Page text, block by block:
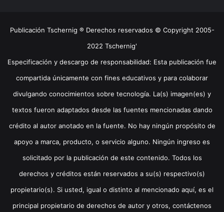
Publicación Tschernig ® Derechos reservados © Copyright 2005-
2022 Tschernig'
Especificación y descargo de responsabilidad: Esta publicación fue
compartida únicamente con fines educativos y para colaborar
divulgando conocimientos sobre tecnología. La(s) imagen(es) y
textos fueron adaptados desde las fuentes mencionadas dando
crédito al autor anotado en la fuente. No hay ningún propósito de
apoyo a marca, producto, o servicio alguno. Ningún ingreso es
solicitado por la publicación de este contenido. Todos los
derechos y créditos están reservados a su(s) respectivo(s)
propietario(s). Si usted, igual o distinto al mencionado aquí, es el
principal propietario de derechos de autor y otros, contáctenos